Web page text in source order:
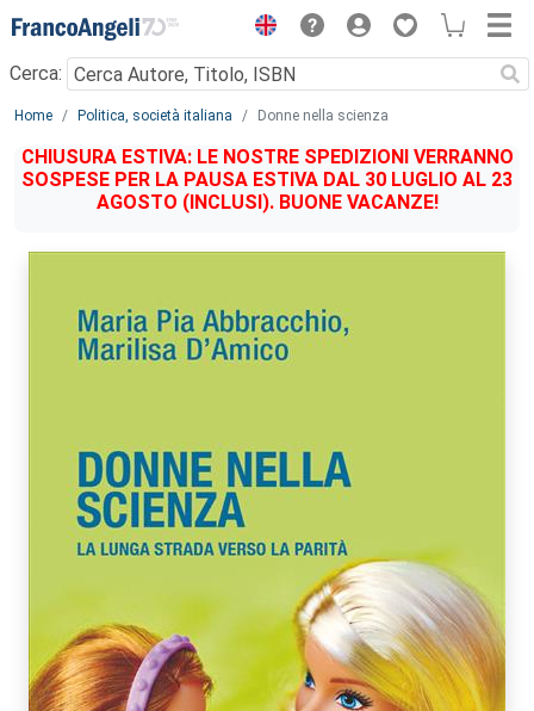
Menu
Cerca:
Main content
Home Politica, società italiana Donne nella scienza
CHIUSURA ESTIVA: LE NOSTRE SPEDIZIONI VERRANNO
SOSPESE PER LA PAUSA ESTIVA DAL 30 LUGLIO AL 23
AGOSTO (INCLUSI). BUONE VACANZE!